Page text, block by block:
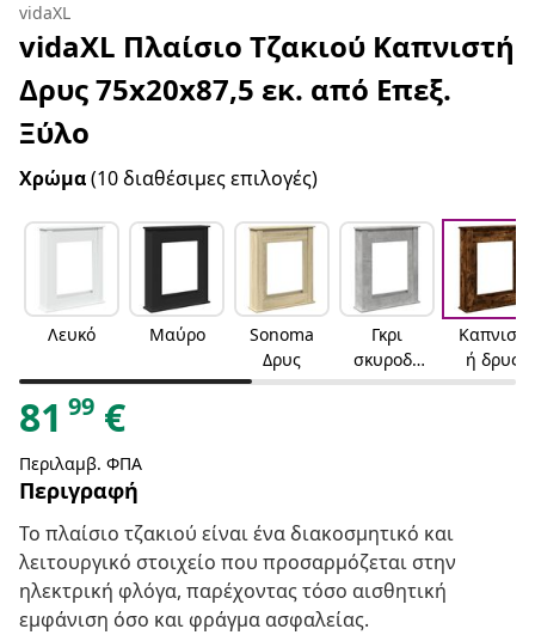
vidaXL
vidaXL Πλαίσιο Τζακιού Καπνιστή
Δρυς 75x20x87,5 εκ. από Επεξ.
Ξύλο
Χρώμα(10 διαθέσιμες επιλογές)
Λευκό Μαύρο
Sonoma
Δρυς
Γκρι
σκυροδέ
ματος
Καπνιστ
ή δρυς
81 99 €
Περιλαμβ. ΦΠΑ
Περιγραφή
Το πλαίσιο τζακιού είναι ένα διακοσμητικό και
λειτουργικό στοιχείο που προσαρμόζεται στην
ηλεκτρική φλόγα, παρέχοντας τόσο αισθητική
εμφάνιση όσο και φράγμα ασφαλείας.